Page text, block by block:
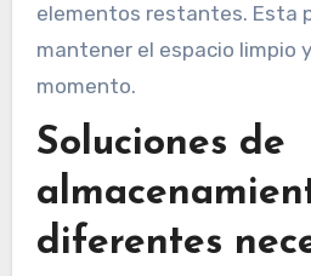
elementos restantes. Esta
mantener el espacio limpio
momento.
Soluciones de
diferentes